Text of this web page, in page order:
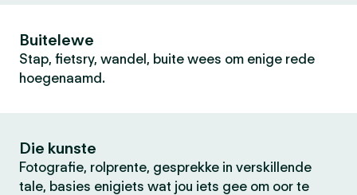
Buitelewe
Stap, fietsry, wandel, buite wees om enige rede
hoegenaamd.
Die kunste
Fotografie, rolprente, gesprekke in verskillende
tale, basies enigiets wat jou iets gee om oor te